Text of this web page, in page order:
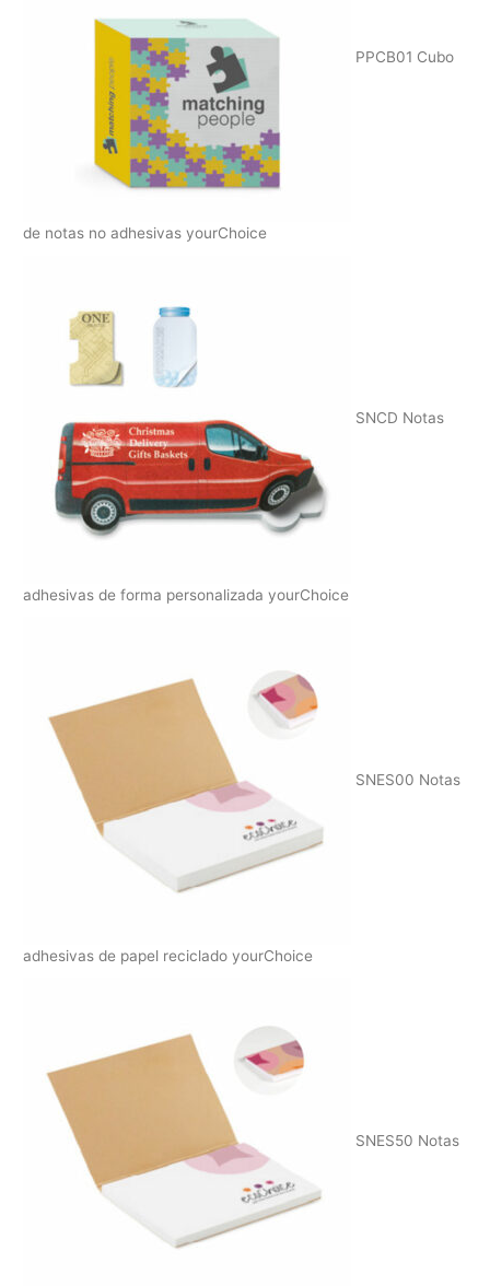
PPCB01 Cubo
de notas no adhesivas yourChoice
SNCD Notas
adhesivas de forma personalizada yourChoice
SNES00 Notas
adhesivas de papel reciclado yourChoice
SNES50 Notas